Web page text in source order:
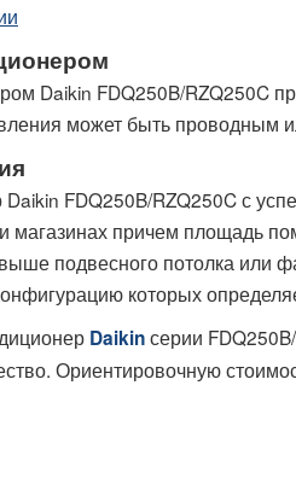
Daikin FDQ250B/RZQ250C
может быть проводным
FDQ250B/RZQ250C с
и магазинах причем площадь
подвесного потолка или
которых
Daikinсерии
Ориентировочную